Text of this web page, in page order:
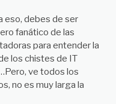
eso, debes de ser
fanático de las
para entender la
los chistes de IT
ve todos los
no es muy larga la